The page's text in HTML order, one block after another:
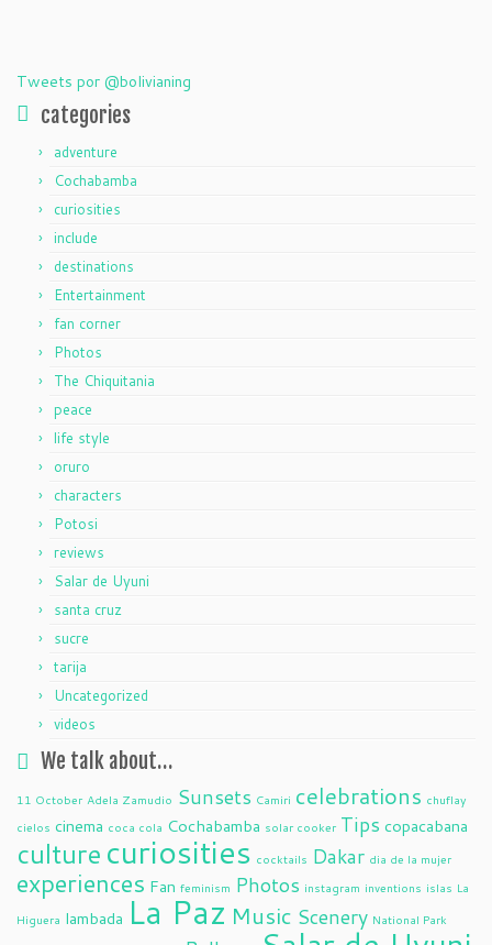
Tweets por @bolivianing
categories
adventure
Cochabamba
curiosities
include
destinations
Entertainment
fan corner
Photos
The Chiquitania
peace
life style
oruro
characters
Potosi
reviews
Salar de Uyuni
santa cruz
sucre
tarija
Uncategorized
videos
We talk about…
11 October Adela Zamudio Sunsets Camiri celebrations chuflay
cielos cinema coca cola Cochabamba solar cooker Tips copacabana
culture curiosities cocktails Dakar dia de la mujer
experiences Fan feminism Photos instagram inventions islas La
Higuera lambada La Paz Music Scenery National Park